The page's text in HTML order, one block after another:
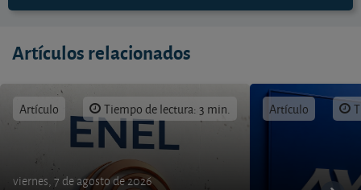
Artículos relacionados
Artículo Tiempo de lectura: 3 min.
viernes, 7 de agosto de 2026
Artículo